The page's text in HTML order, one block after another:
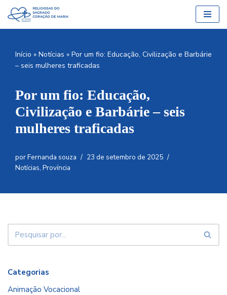
Pular
conteúdo
Início » Notícias » Por um fio: Educação, Civilização e Barbárie
– seis mulheres traficadas
Por um fio: Educação,
Civilização e Barbárie – seis
mulheres traficadas
porFernanda souza
23 de setembro de 2025
Notícias, Província
Categorias
Animação Vocacional